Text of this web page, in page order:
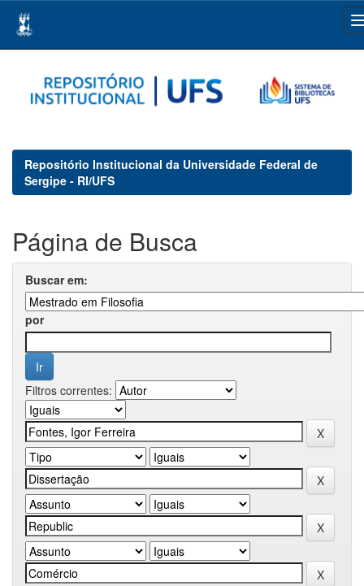
navigation
Repositório Institucional da Universidade Federal de
Sergipe - RI/UFS
Página de Busca
Buscar em:
por
Filtros correntes: